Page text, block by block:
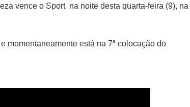
vence o Sport  na noite desta quarta-feira (9), na
momentaneamente está na 7ª colocação do